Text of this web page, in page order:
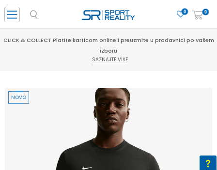
0
0
CLICK & COLLECT Platite karticom online i preuzmite u prodavnici po vašem
izboru
SAZNAJTE VIŠE
NOVO